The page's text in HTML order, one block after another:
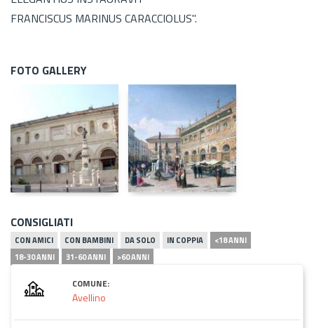
FRANCISCUS MARINUS CARACCIOLUS".
FOTO GALLERY
CONSIGLIATI
CON AMICI CON BAMBINI DA SOLO IN COPPIA
<18 ANNI
18-30 ANNI
31-60 ANNI >60 ANNI
COMUNE:
Avellino